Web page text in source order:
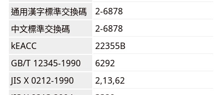
通用漢字標準交換碼
2-6878
中文標準交換碼
2-6878
kEACC
22355B
GB/T 12345-1990
6292
JIS X 0212-1990
2,13,62